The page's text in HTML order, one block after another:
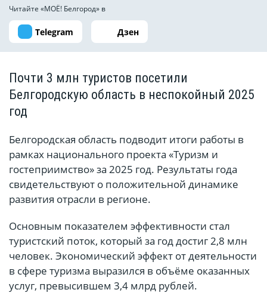
Читайте «МОЁ! Белгород» в
Telegram Дзен
Почти 3 млн туристов посетили
Белгородскую область в неспокойный 2025
год
Белгородская область подводит итоги работы в
рамках национального проекта «Туризм и
гостеприимство» за 2025 год. Результаты года
свидетельствуют о положительной динамике
развития отрасли в регионе.
Основным показателем эффективности стал
туристский поток, который за год достиг 2,8 млн
человек. Экономический эффект от деятельности
в сфере туризма выразился в объёме оказанных
услуг, превысившем 3,4 млрд рублей.